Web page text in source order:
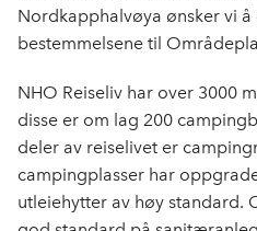
Nordkapphalvøya ønsker vi å
bestemmelsene til
NHO Reiseliv har over 3000
disse er om lag 200
deler av reiselivet er
campingplasser har
utleiehytter av høy standard.